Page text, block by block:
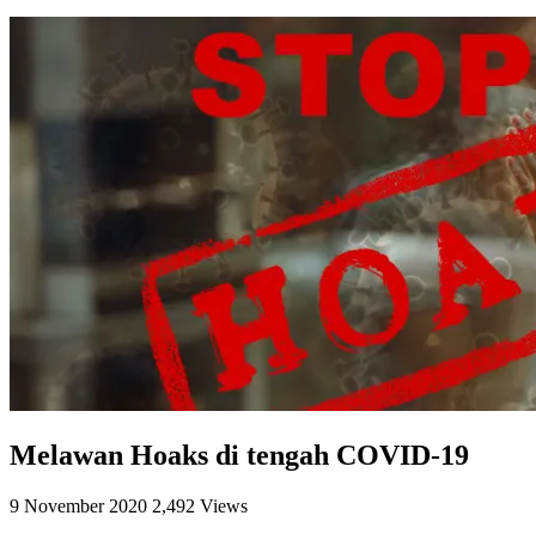
Melawan Hoaks di tengah COVID-19
9 November 2020 2,492 Views